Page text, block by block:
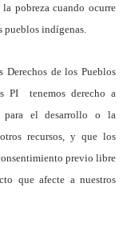
pobreza cuando ocurre
indígenas.
Derechos de los Pueblos
PI
tenemos derecho a
para el desarrollo o la
recursos, y que los
previo libre
que afecte a nuestros